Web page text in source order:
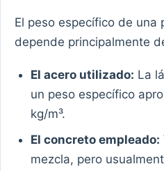
El peso específico de una
depende principalmente
El acero utilizado: La
un peso específico
kg/m³.
El concreto empleado:
mezcla, pero